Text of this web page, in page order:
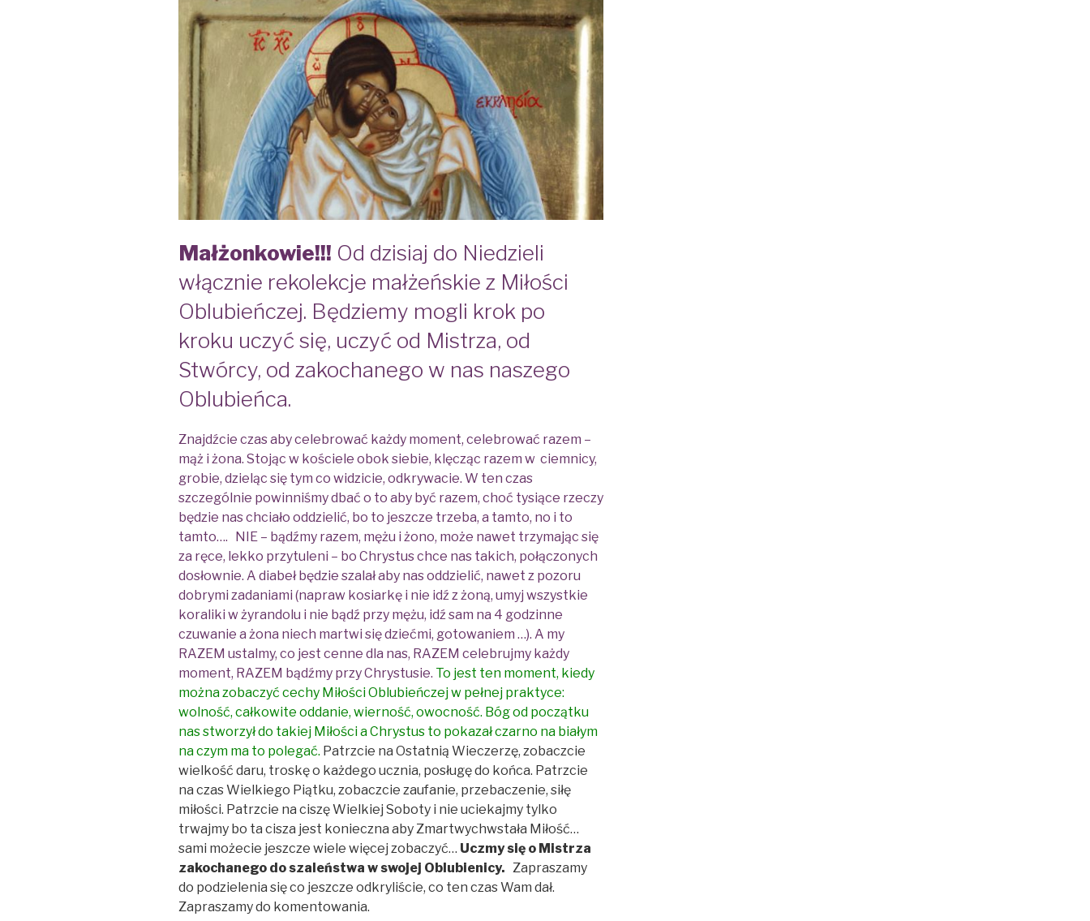
Małżonkowie!!! Od dzisiaj do Niedzieli
włącznie rekolekcje małżeńskie z Miłości
Oblubieńczej. Będziemy mogli krok po
kroku uczyć się, uczyć od Mistrza, od
Stwórcy, od zakochanego w nas naszego
Oblubieńca.
Znajdźcie czas aby celebrować każdy moment, celebrować razem –
mąż i żona. Stojąc w kościele obok siebie, klęcząc razem w ciemnicy,
grobie, dzieląc się tym co widzicie, odkrywacie. W ten czas
szczególnie powinniśmy dbać o to aby być razem, choć tysiące rzeczy
będzie nas chciało oddzielić, bo to jeszcze trzeba, a tamto, no i to
tamto…. NIE – bądźmy razem, mężu i żono, może nawet trzymając się
za ręce, lekko przytuleni – bo Chrystus chce nas takich, połączonych
dosłownie. A diabeł będzie szalał aby nas oddzielić, nawet z pozoru
dobrymi zadaniami (napraw kosiarkę i nie idź z żoną, umyj wszystkie
koraliki w żyrandolu i nie bądź przy mężu, idź sam na 4 godzinne
czuwanie a żona niech martwi się dziećmi, gotowaniem …). A my
RAZEM ustalmy, co jest cenne dla nas, RAZEM celebrujmy każdy
moment, RAZEM bądźmy przy Chrystusie. To jest ten moment, kiedy
można zobaczyć cechy Miłości Oblubieńczej w pełnej praktyce:
wolność, całkowite oddanie, wierność, owocność. Bóg od początku
nas stworzył do takiej Miłości a Chrystus to pokazał czarno na białym
na czym ma to polegać. Patrzcie na Ostatnią Wieczerzę, zobaczcie
wielkość daru, troskę o każdego ucznia, posługę do końca. Patrzcie
na czas Wielkiego Piątku, zobaczcie zaufanie, przebaczenie, siłę
miłości. Patrzcie na ciszę Wielkiej Soboty i nie uciekajmy tylko
trwajmy bo ta cisza jest konieczna aby Zmartwychwstała Miłość…
sami możecie jeszcze wiele więcej zobaczyć… Uczmy się o Mistrza
zakochanego do szaleństwa w swojej Oblubienicy. Zapraszamy
do podzielenia się co jeszcze odkryliście, co ten czas Wam dał.
Zapraszamy do komentowania.